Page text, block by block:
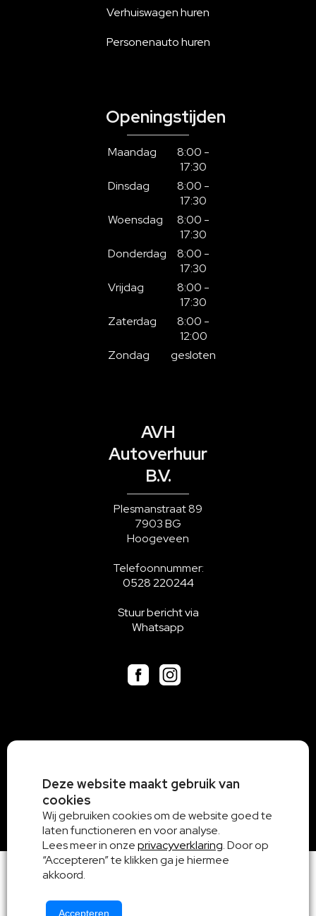
Verhuiswagen huren
Personenauto huren
Openingstijden
Maandag
8:00 -
17:30
Dinsdag
8:00 -
17:30
Woensdag
8:00 -
17:30
Donderdag
8:00 -
17:30
Vrijdag
8:00 -
17:30
Zaterdag
8:00 -
12:00
Zondag
gesloten
AVH
Autoverhuur
B.V.
Plesmanstraat 89
7903 BG
Hoogeveen
Telefoonnummer:
0528 220244
Stuur bericht via
Whatsapp
Deze website maakt gebruik van
cookies
Wij gebruiken cookies om de website goed te
laten functioneren en voor analyse.
Lees meer in onzeprivacyverklaring. Door op
“Accepteren” te klikken ga je hiermee
akkoord.
Accepteren